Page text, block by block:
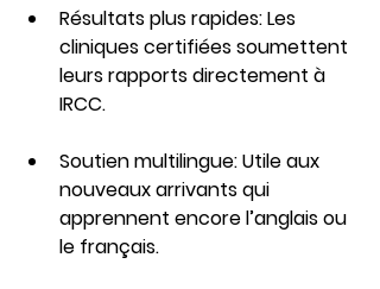
Résultats plus rapides: Les
cliniques certifiées soumettent
leurs rapports directement à
IRCC.
Soutien multilingue: Utile aux
nouveaux arrivants qui
apprennent encore l’anglais ou
le français.